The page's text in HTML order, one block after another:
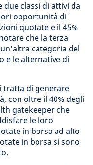
due classi di attivi da
opportunità di
quotate e il 45%
che la terza
categoria del
e le alternative di
tratta di generare
con oltre il 40% degli
gatekeeper che
le loro
in borsa ad alto
in borsa si sono